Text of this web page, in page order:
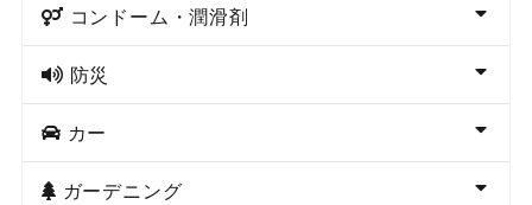
コンドーム・潤滑剤
防災
カー
ガーデニング